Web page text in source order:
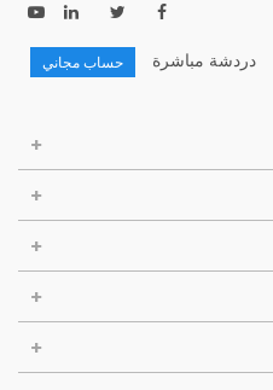
دردشة مباشرة حساب مجاني